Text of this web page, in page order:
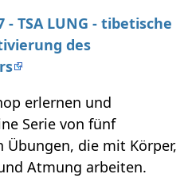
- TSA LUNG - tibetische
des
erlernen und
Serie von fünf
Übungen, die mit Körper,
Atmung arbeiten.